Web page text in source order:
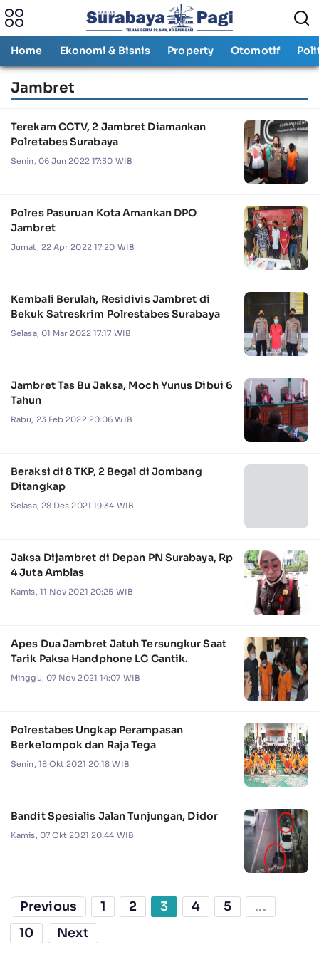
Home Ekonomi & Bisnis Property Otomotif
Jambret
Terekam CCTV, 2 Jambret Diamankan
Polretabes Surabaya
Senin, 06 Jun 2022 17:30 WIB
Polres Pasuruan Kota Amankan DPO
Jambret
Jumat, 22 Apr 2022 17:20 WIB
Kembali Berulah, Residivis Jambret di
Bekuk Satreskrim Polrestabes Surabaya
Selasa, 01 Mar 2022 17:17 WIB
Jambret Tas Bu Jaksa, Moch Yunus Dibui 6
Tahun
Rabu, 23 Feb 2022 20:06 WIB
Beraksi di 8 TKP, 2 Begal di Jombang
Ditangkap
Selasa, 28 Des 2021 19:34 WIB
Jaksa Dijambret di Depan PN Surabaya, Rp
4 Juta Amblas
Kamis, 11 Nov 2021 20:25 WIB
Apes Dua Jambret Jatuh Tersungkur Saat
Tarik Paksa Handphone LC Cantik.
Minggu, 07 Nov 2021 14:07 WIB
Polrestabes Ungkap Perampasan
Berkelompok dan Raja Tega
Senin, 18 Okt 2021 20:18 WIB
Bandit Spesialis Jalan Tunjungan, Didor
Kamis, 07 Okt 2021 20:44 WIB
Previous 1 2 3 4 5
...
10
Next